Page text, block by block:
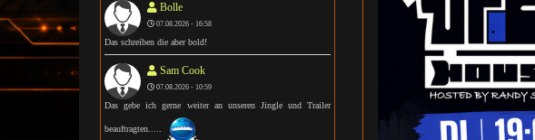
Bolle
07.08.2026 - 16:58
Das schreiben die aber bold!
Sam Cook
07.08.2026 - 10:59
Das gebe ich gerne weiter an unseren Jingle und Trailer
beauftragten.....